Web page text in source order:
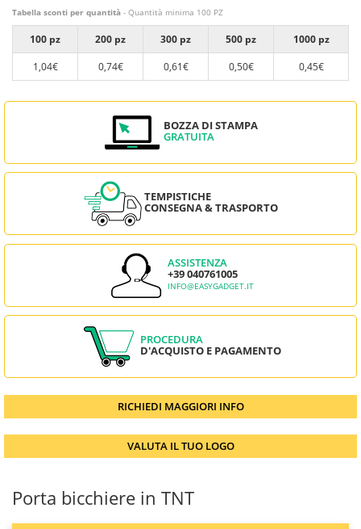
Tabella sconti per quantità - Quantità minima 100 PZ
100 pz 200 pz 300 pz 500 pz
1000 pz
1,04€
0,74€ 0,61€ 0,50€ 0,45€
BOZZA DI STAMPA
GRATUITA
TEMPISTICHE
CONSEGNA & TRASPORTO
ASSISTENZA
+39 040761005
INFO@EASYGADGET.IT
PROCEDURA
D'ACQUISTO E PAGAMENTO
RICHIEDI MAGGIORI INFO
VALUTA IL TUO LOGO
Porta bicchiere in TNT